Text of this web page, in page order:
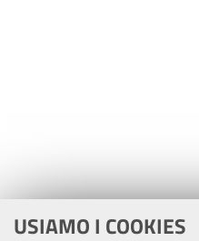
USIAMO I COOKIES